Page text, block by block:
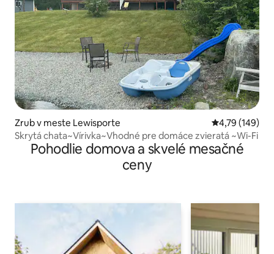
Zrub v meste Lewisporte Priemerné
4,79 (149)
Skrytá chata~Vírivka~Vhodné pre domáce zvieratá ~Wi-Fi
Pohodlie domova a skvelé mesačné
ceny